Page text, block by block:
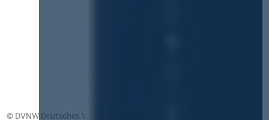
© DVNW Deutsches Vergabenetzwerk GmbH